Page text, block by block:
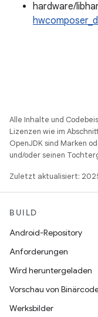
hardware/
Alle Inhalte und
Lizenzen wie im
OpenJDK sind Marken
und/oder seinen
Zuletzt aktualisiert:
BUILD
Android-Repository
Anforderungen
Wird heruntergeladen
Vorschau von
Werksbilder